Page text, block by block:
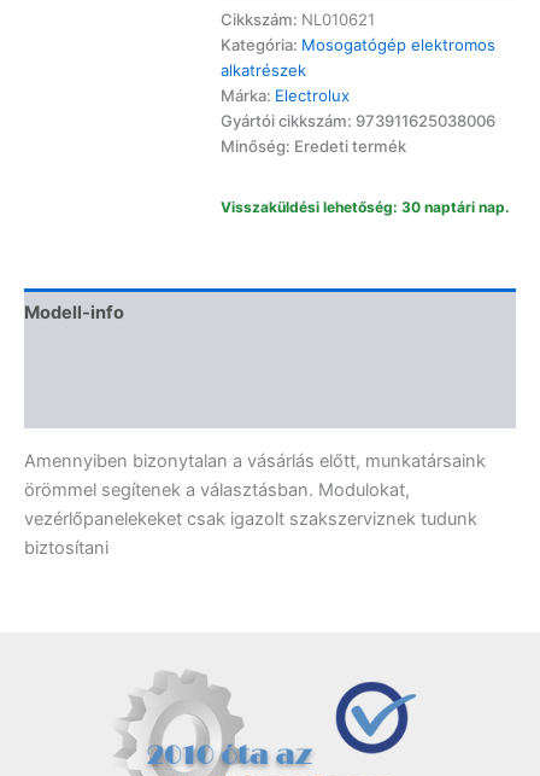
973911625038006
mennyiség
Cikkszám: NL010621
Kategória: Mosogatógép elektromos
alkatrészek
Márka: Electrolux
Gyártói cikkszám: 973911625038006
Minőség: Eredeti termék
Visszaküldési lehetőség: 30 naptári nap.
Modell-info
Amennyiben bizonytalan a vásárlás előtt, munkatársaink
örömmel segítenek a választásban. Modulokat,
vezérlőpanelekeket csak igazolt szakszerviznek tudunk
biztosítani